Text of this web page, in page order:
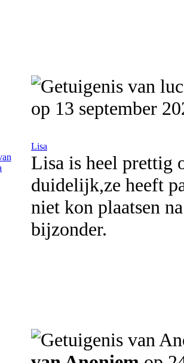
op 13 september
Lisa
Lisa is heel prettig
duidelijk,ze heeft
niet kon plaatsen
bijzonder.